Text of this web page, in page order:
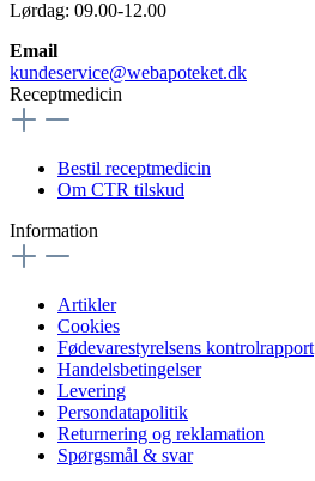
Lørdag: 09.00-12.00
Email
kundeservice@webapoteket.dk
Receptmedicin
Bestil receptmedicin
Om CTR tilskud
Information
Artikler
Cookies
Fødevarestyrelsens kontrolrapport
Handelsbetingelser
Levering
Persondatapolitik
Returnering og reklamation
Spørgsmål & svar